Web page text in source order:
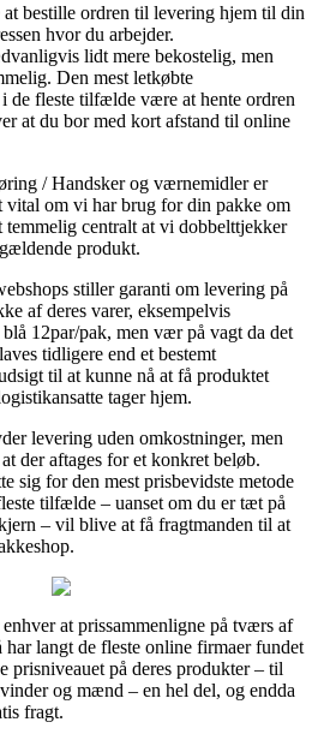
bestille ordren til levering hjem til din
hvor du arbejder.
lidt mere bekostelig, men
Den mest letkøbte
de fleste tilfælde være at hente ordren
at du bor med kort afstand til online
/ Handsker og værnemidler er
om vi har brug for din pakke om
centralt at vi dobbelttjekker
produkt.
stiller garanti om levering på
af deres varer, eksempelvis
12par/pak, men vær på vagt da det
tidligere end et bestemt
til at kunne nå at få produktet
tager hjem.
levering uden omkostninger, men
der aftages for et konkret beløb.
sig for den mest prisbevidste metode
tilfælde – uanset om du er tæt på
– vil blive at få fragtmanden til at
at prissammenligne på tværs af
har langt de fleste online firmaer fundet
prisniveauet på deres produkter – til
og mænd – en hel del, og endda
fragt.